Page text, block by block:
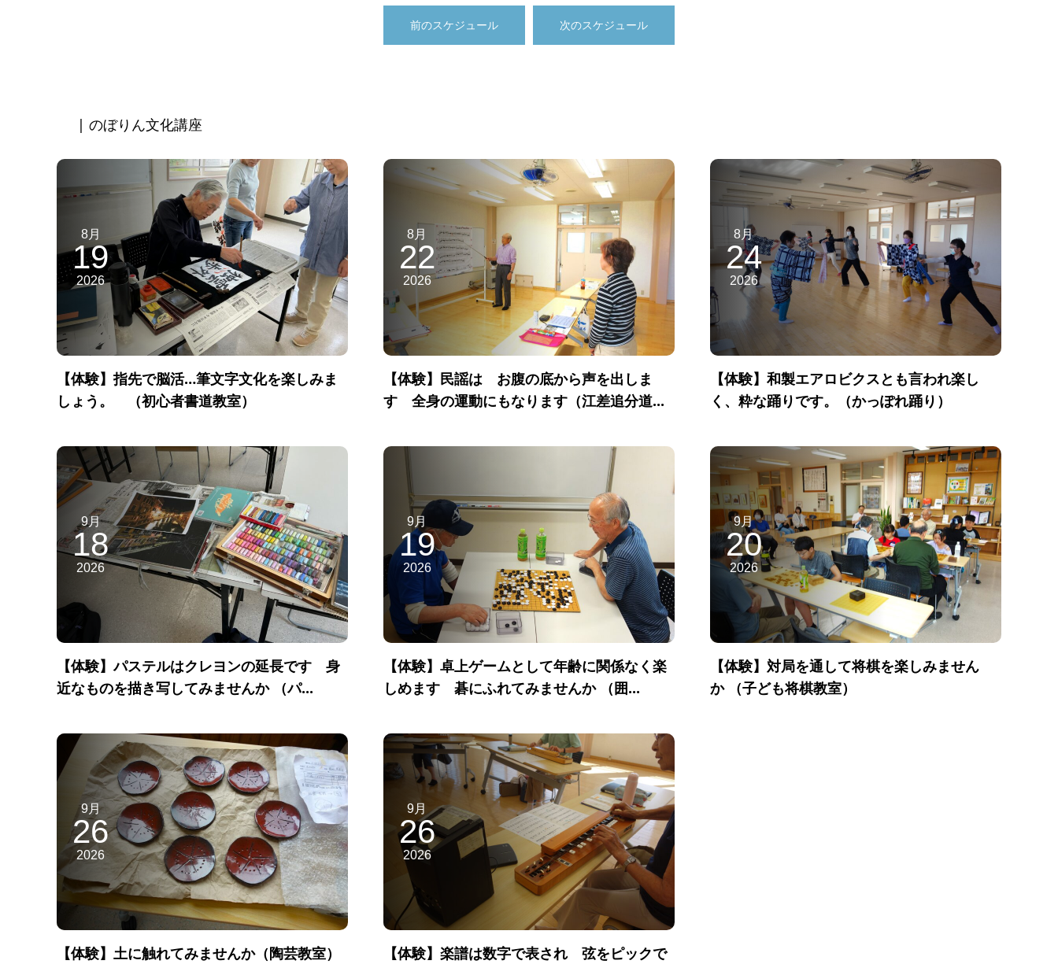
前のスケジュール 次のスケジュール
| のぼりん文化講座
8月
19
2026
【体験】指先で脳活…筆文字文化を楽しみま
しょう。 （初心者書道教室）
8月
22
2026
【体験】民謡は お腹の底から声を出しま
す 全身の運動にもなります（江差追分道...
8月
24
2026
【体験】和製エアロビクスとも言われ楽し
く、粋な踊りです。（かっぽれ踊り）
9月
18
2026
【体験】パステルはクレヨンの延長です 身
近なものを描き写してみませんか （パ...
9月
19
2026
【体験】卓上ゲームとして年齢に関係なく楽
しめます 碁にふれてみませんか （囲...
9月
20
2026
【体験】対局を通して将棋を楽しみません
か （子ども将棋教室）
9月
26
2026
【体験】土に触れてみませんか（陶芸教室）
9月
26
2026
【体験】楽譜は数字で表され 弦をピックで